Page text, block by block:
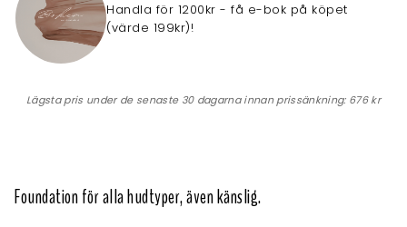
Handla för 1200kr - få e-bok på köpet
(värde 199kr)!
Lägsta pris under de senaste 30 dagarna innan prissänkning: 676 kr
Foundation för alla hudtyper, även känslig.